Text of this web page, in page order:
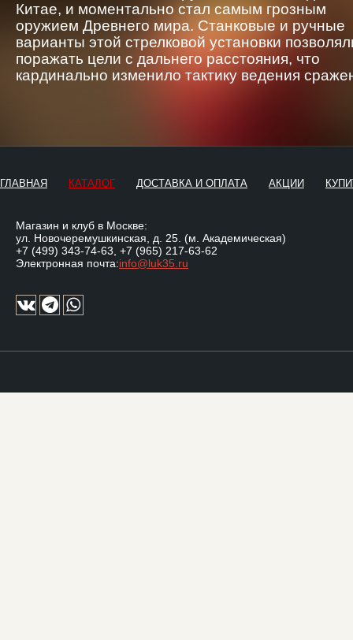
Китае, и моментально стал самым грозным
оружием Древнего мира. Станковые и ручные
варианты этой стрелковой установки
поражать цели с дальнего расстояния, что
кардинально изменило тактику ведения
ГЛАВНАЯ КАТАЛОГ ДОСТАВКА И ОПЛАТА АКЦИИ
Магазин и клуб в Москве:
ул. Новочеремушкинская, д. 25. (м. Академическая)
+7 (499) 343-74-63 +7 (965) 217-63-62
Электронная почта:info@luk35.ru